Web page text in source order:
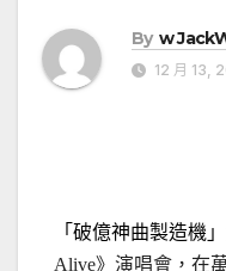
By w
12 月 13,
「破億神曲製造機
Alive》演唱會，在